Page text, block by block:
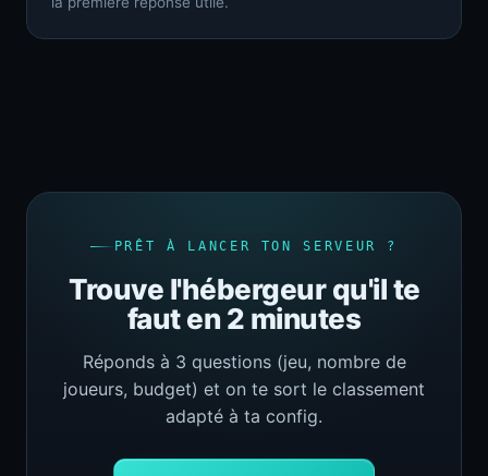
PRÊT À LANCER TON SERVEUR ?
Trouve l'hébergeur qu'il te
faut en 2 minutes
Réponds à 3 questions (jeu, nombre de
joueurs, budget) et on te sort le classement
adapté à ta config.